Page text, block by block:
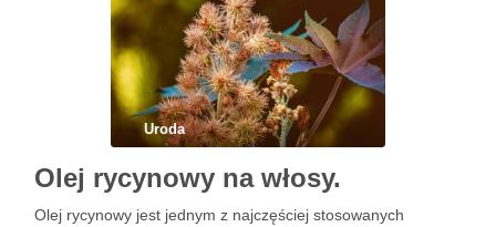
Uroda
Olej rycynowy na włosy.
Olej rycynowy jest jednym z najczęściej stosowanych